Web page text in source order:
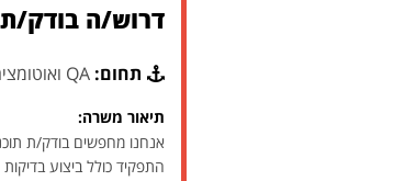
דרוש/ה בודק/
תחום:QA ואוטומציה
תיאור משרה:
אנחנו מחפשים בודק/ת
התפקיד כולל ביצוע